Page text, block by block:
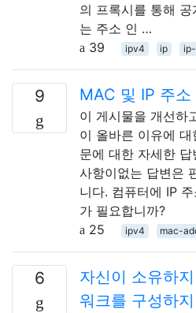
의 프록시를 통해
는 주소 인 …
39
ipv4 ip
9 MAC 및 IP 주
이 게시물을 개선하
이 올바른 이유에
문에 대한 자세한
사항이없는 답변은
니다. 컴퓨터에 IP
가 필요합니까?
25
ipv4 mac-
6
자신이 소유하
워크를 구성하